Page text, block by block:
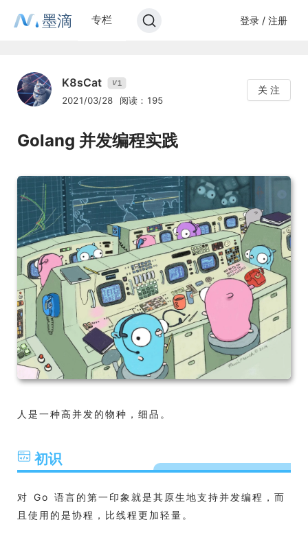
墨滴 专栏 登录 / 注册
K8sCat V1
2021/03/28 阅读：195
关 注
Golang 并发编程实践
人是一种高并发的物种，细品。
初识
对 Go 语言的第一印象就是其原生地支持并发编程，而
且使用的是协程，比线程更加轻量。